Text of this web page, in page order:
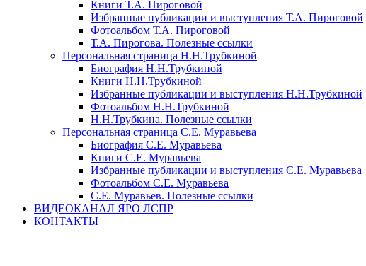
Книги Т.А. Пироговой
Избранные публикации и выступления Т.А. Пироговой
Фотоальбом Т.А. Пироговой
Т.А. Пирогова. Полезные ссылки
Персональная страница Н.Н.Трубкиной
Биография Н.Н.Трубкиной
Книги Н.Н.Трубкиной
Избранные публикации и выступления Н.Н.Трубкиной
Фотоальбом Н.Н.Трубкиной
Н.Н.Трубкина. Полезные ссылки
Персональная страница С.Е. Муравьева
Биография С.Е. Муравьева
Книги С.Е. Муравьева
Избранные публикации и выступления С.Е. Муравьева
Фотоальбом С.Е. Муравьева
С.Е. Муравьев. Полезные ссылки
ВИДЕОКАНАЛ ЯРО ЛСПР
КОНТАКТЫ